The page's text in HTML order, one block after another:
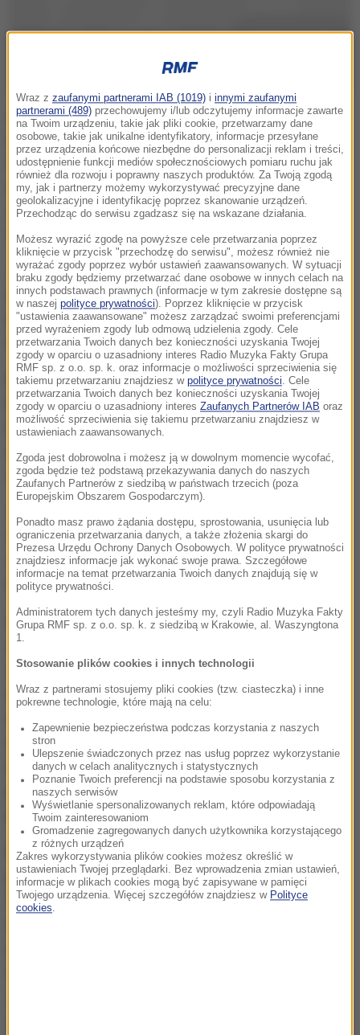
Wyparcie IS z centrum Ar-Rakki przybliża koniec
trwającej już 3 miesiące bitwy o to miasto.
Wcześniej, pod koniec sierpnia, SDF opanowało stare
miasto Ar-Rakki, które ze względu na gęstą
zabudowę stanowiło najtrudniejszą do zdobycia
część miasta.
Jednocześnie SDF planuje ogłosić wkrótce
rozpoczęcie nowej ofensywy, której celem ma być
prowincja Dajr az-Zaur. Stanie się to
najprawdopodobniej już w sobotę.
Rozpoczęcie nowej ofensywy przed zakończeniem
bitwy o Ar-Rakkę jest ryzykowne, Syryjskie Siły
Demokratyczne podjęły taką decyzję w związku z
dojściem armii syryjskiej (SAA) do 137. bazy artylerii
w Dajr az-Zaur. Nastąpiło to we wtorek.
wspierane przez USA, rywalizują między sobą o
opanowanie doliny Eufratu, w której leży prowincja
Dajr az-Zaur. Znajduje się ona w rękach IS.
Obecnie SAA ma lepszą pozycję, jeśli chodzi o
opanowanie miasta Dajr az-Zaur, gdyż IS nigdy nie
zdołało wyprzeć sił rządowych z części centrum
miasta, 137. bazy artylerii oraz lotniska. Niemal całe
natarcie SDF ma miejsce od strony północnej, tj. na
lewym brzegu. SAA ma też poparcie wielu lokalnych
plemion, choć i tak bitwa o to duże miasto może
potrwać wiele tygodni.
Można się zatem spodziewać, że ofensywa SDF w
prowincji Dajr az-Zaur ominie miasto Dajr az-Zaur.
SDF prawdopodobnie skoncentruje się na dwóch
Wraz z zaufanymi partnerami IAB (1019) i innymi zaufanymi
partnerami (489) przechowujemy i/lub odczytujemy informacje zawarte
na Twoim urządzeniu, takie jak pliki cookie, przetwarzamy dane
osobowe, takie jak unikalne identyfikatory, informacje przesyłane
przez urządzenia końcowe niezbędne do personalizacji reklam i treści,
udostępnienie funkcji mediów społecznościowych pomiaru ruchu jak
również dla rozwoju i poprawny naszych produktów. Za Twoją zgodą
my, jak i partnerzy możemy wykorzystywać precyzyjne dane
geolokalizacyjne i identyfikację poprzez skanowanie urządzeń.
Przechodząc do serwisu zgadzasz się na wskazane działania.
Możesz wyrazić zgodę na powyższe cele przetwarzania poprzez
kliknięcie w przycisk "przechodzę do serwisu", możesz również nie
wyrażać zgody poprzez wybór ustawień zaawansowanych. W sytuacji
braku zgody będziemy przetwarzać dane osobowe w innych celach na
innych podstawach prawnych (informacje w tym zakresie dostępne są
w naszej polityce prywatności). Poprzez kliknięcie w przycisk
"ustawienia zaawansowane" możesz zarządzać swoimi preferencjami
przed wyrażeniem zgody lub odmową udzielenia zgody. Cele
przetwarzania Twoich danych bez konieczności uzyskania Twojej
zgody w oparciu o uzasadniony interes Radio Muzyka Fakty Grupa
RMF sp. z o.o. sp. k. oraz informacje o możliwości sprzeciwienia się
takiemu przetwarzaniu znajdziesz w polityce prywatności. Cele
przetwarzania Twoich danych bez konieczności uzyskania Twojej
zgody w oparciu o uzasadniony interes Zaufanych Partnerów IAB oraz
możliwość sprzeciwienia się takiemu przetwarzaniu znajdziesz w
ustawieniach zaawansowanych.
Zgoda jest dobrowolna i możesz ją w dowolnym momencie wycofać,
zgoda będzie też podstawą przekazywania danych do naszych
Zaufanych Partnerów z siedzibą w państwach trzecich (poza
Europejskim Obszarem Gospodarczym).
Ponadto masz prawo żądania dostępu, sprostowania, usunięcia lub
ograniczenia przetwarzania danych, a także złożenia skargi do
Prezesa Urzędu Ochrony Danych Osobowych. W polityce prywatności
znajdziesz informacje jak wykonać swoje prawa. Szczegółowe
informacje na temat przetwarzania Twoich danych znajdują się w
polityce prywatności.
Administratorem tych danych jesteśmy my, czyli Radio Muzyka Fakty
Grupa RMF sp. z o.o. sp. k. z siedzibą w Krakowie, al. Waszyngtona
1.
Stosowanie plików cookies i innych technologii
Wraz z partnerami stosujemy pliki cookies (tzw. ciasteczka) i inne
pokrewne technologie, które mają na celu:
Zapewnienie bezpieczeństwa podczas korzystania z naszych
stron
Ulepszenie świadczonych przez nas usług poprzez wykorzystanie
danych w celach analitycznych i statystycznych
Poznanie Twoich preferencji na podstawie sposobu korzystania z
naszych serwisów
Wyświetlanie spersonalizowanych reklam, które odpowiadają
Twoim zainteresowaniom
Gromadzenie zagregowanych danych użytkownika korzystającego
z różnych urządzeń
Zakres wykorzystywania plików cookies możesz określić w
ustawieniach Twojej przeglądarki. Bez wprowadzenia zmian ustawień,
informacje w plikach cookies mogą być zapisywane w pamięci
Twojego urządzenia. Więcej szczegółów znajdziesz w Polityce
cookies.